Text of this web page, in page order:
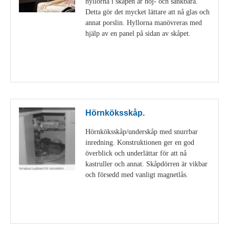
Detta gör det mycket lättare att nå glas och
annat porslin. Hyllorna manövreras med
hjälp av en panel på sidan av skåpet.
Hörnköksskåp.
Hörnköksskåp/underskåp med snurrbar
inredning. Konstruktionen ger en god
överblick och underlättar för att nå
kastruller och annat. Skåpdörren är vikbar
och försedd med vanligt magnetlås.